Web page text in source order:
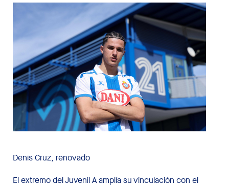
Denis Cruz, renovado
El extremo del Juvenil A amplía su vinculación con el